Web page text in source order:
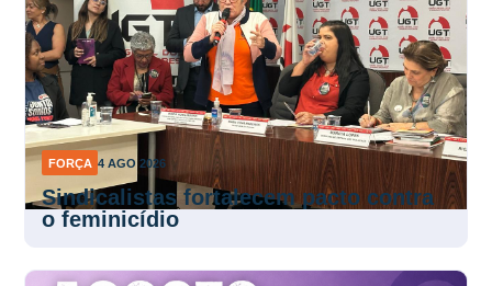
FORÇA 4 AGO 2026
Sindicalistas fortalecem pacto contra
o feminicídio